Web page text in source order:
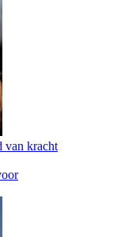
van kracht